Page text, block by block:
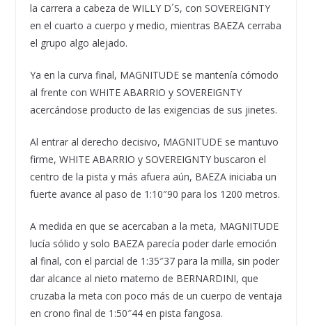
la carrera a cabeza de WILLY D´S, con SOVEREIGNTY
en el cuarto a cuerpo y medio, mientras BAEZA cerraba
el grupo algo alejado.
Ya en la curva final, MAGNITUDE se mantenía cómodo
al frente con WHITE ABARRIO y SOVEREIGNTY
acercándose producto de las exigencias de sus jinetes.
Al entrar al derecho decisivo, MAGNITUDE se mantuvo
firme, WHITE ABARRIO y SOVEREIGNTY buscaron el
centro de la pista y más afuera aún, BAEZA iniciaba un
fuerte avance al paso de 1:10″90 para los 1200 metros.
A medida en que se acercaban a la meta, MAGNITUDE
lucía sólido y solo BAEZA parecía poder darle emoción
al final, con el parcial de 1:35″37 para la milla, sin poder
dar alcance al nieto materno de BERNARDINI, que
cruzaba la meta con poco más de un cuerpo de ventaja
en crono final de 1:50″44 en pista fangosa.